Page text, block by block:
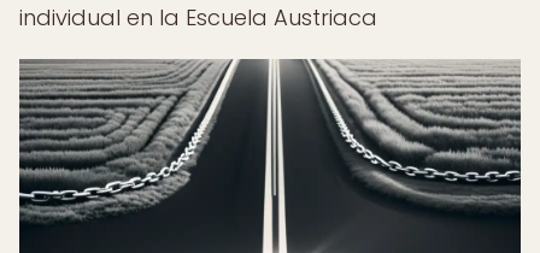
individual en la Escuela Austriaca